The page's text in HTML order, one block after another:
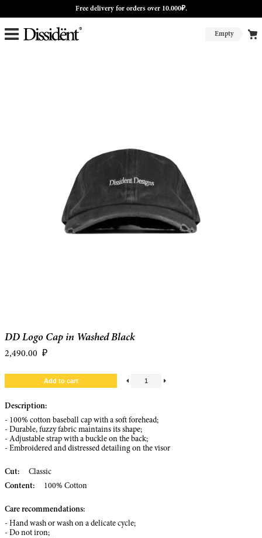
Free delivery for orders over 10.000₽.
Empty
DD Logo Cap in Washed Black
2,490.00 ₽
Description:
- 100% cotton baseball cap with a soft forehead;
- Durable, fuzzy fabric maintains its shape;
- Adjustable strap with a buckle on the back;
- Embroidered and distressed detailing on the visor
Cut:
Classic
Content:
100% Cotton
Care recommendations:
- Hand wash or wash on a delicate cycle;
- Do not iron;